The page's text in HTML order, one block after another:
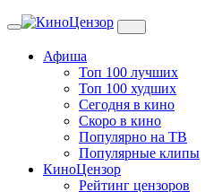
Toggle
Афиша
Топ 100 лучших
Топ 100 худших
Сегодня в кино
Скоро в кино
Популярно на ТВ
Популярные клипы
КиноЦензор
Рейтинг цензоров